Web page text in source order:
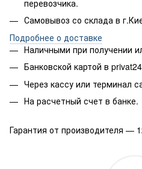
перевозчика.
Самовывоз со склада в
Подробнее о доставке
Наличными при получении
Банковской картой в
Через кассу или терминал
На расчетный счет в банке.
Гарантия от производителя —